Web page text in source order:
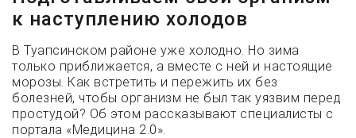
к наступлению холодов
В Туапсинском районе уже холодно. Но зима
только приближается, а вместе с ней и настоящие
морозы. Как встретить и пережить их без
болезней, чтобы организм не был так уязвим перед
простудой? Об этом рассказывают специалисты с
портала «Медицина 2.0».